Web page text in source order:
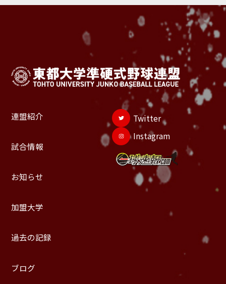
連盟紹介
試合情報
お知らせ
加盟大学
過去の記録
ブログ
Twitter
Instagram